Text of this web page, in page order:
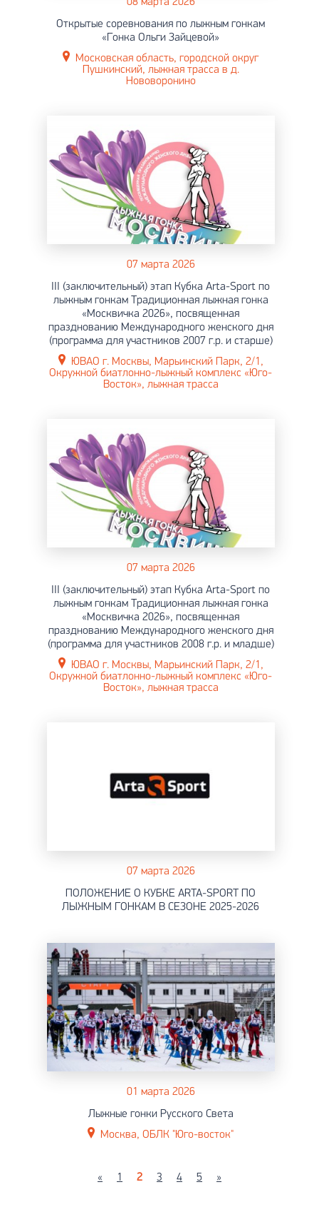
Открытые соревнования по лыжным гонкам
«Гонка Ольги Зайцевой»
Московская область, городской округ
Пушкинский, лыжная трасса в д.
Нововоронино
07 марта 2026
III (заключительный) этап Кубка Arta-Sport по
лыжным гонкам Традиционная лыжная гонка
«Москвичка 2026», посвященная
празднованию Международного женского дня
(программа для участников 2007 г.р. и старше)
ЮВАО г. Москвы, Марьинский Парк, 2/1,
Окружной биатлонно-лыжный комплекс «Юго-
Восток», лыжная трасса
07 марта 2026
III (заключительный) этап Кубка Arta-Sport по
лыжным гонкам Традиционная лыжная гонка
«Москвичка 2026», посвященная
празднованию Международного женского дня
(программа для участников 2008 г.р. и младше)
ЮВАО г. Москвы, Марьинский Парк, 2/1,
Окружной биатлонно-лыжный комплекс «Юго-
Восток», лыжная трасса
07 марта 2026
ПОЛОЖЕНИЕ О КУБКЕ ARTA-SPORT ПО
ЛЫЖНЫМ ГОНКАМ В СЕЗОНЕ 2025-2026
01 марта 2026
Лыжные гонки Русского Света
Москва, ОБЛК "Юго-восток"
« 1 2 3 4 5 »